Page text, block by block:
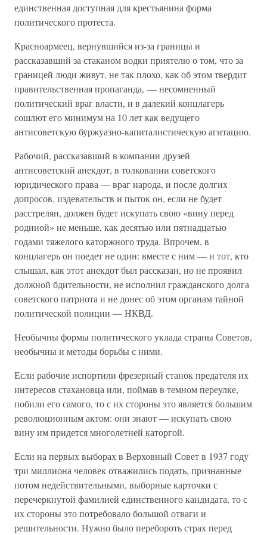
единственная доступная для крестьянина форма
политического протеста.
Красноармеец, вернувшийся из-за границы и
рассказавший за стаканом водки приятелю о том, что за
границей люди живут, не так плохо, как об этом твердит
правительственная пропаганда, — несомненный
политический враг власти, и в далекий концлагерь
сошлют его минимум на 10 лет как ведущего
антисоветскую буржуазно-капиталистическую агитацию.
Рабочий, рассказавший в компании друзей
антисоветский анекдот, в толковании советского
юридического права — враг народа, и после долгих
допросов, издевательств и пыток он, если не будет
расстрелян, должен будет искупать свою «вину перед
родиной» не меньше, как десятью или пятнадцатью
годами тяжелого каторжного труда. Впрочем, в
концлагерь он поедет не один: вместе с ним — и тот, кто
слышал, как этот анекдот был рассказан, но не проявил
должной бдительности, не исполнил гражданского долга
советского патриота и не донес об этом органам тайной
политической полиции — НКВД.
Необычны формы политического уклада страны Советов,
необычны и методы борьбы с ними.
Если рабочие испортили фрезерный станок предателя их
интересов стахановца или, поймав в темном переулке,
побили его самого, то с их стороны это является большим
революционным актом: они знают — искупать свою
вину им придется многолетней каторгой.
Если на первых выборах в Верховный Совет в 1937 году
три миллиона человек отважились подать, признанные
потом недействительными, выборные карточки с
перечеркнутой фамилией единственного кандидата, то с
их стороны это потребовало большой отваги и
решительности. Нужно было перебороть страх перед